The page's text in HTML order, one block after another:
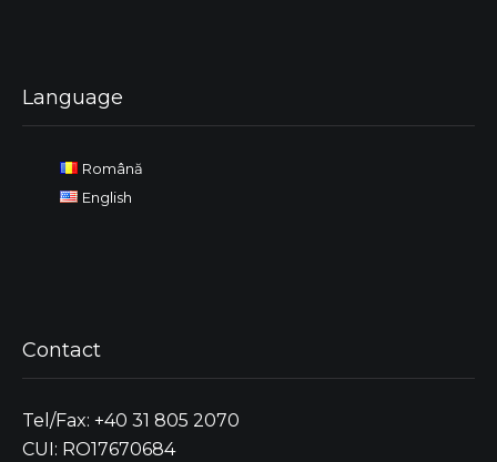
Language
Română
English
Contact
Tel/Fax: +40 31 805 2070
CUI: RO17670684